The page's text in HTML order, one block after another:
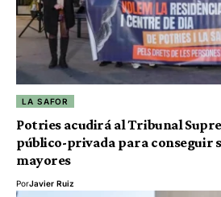
LA SAFOR
Potries acudirá al Tribunal
público-privada para conseguir
mayores
PorJavier Ruiz